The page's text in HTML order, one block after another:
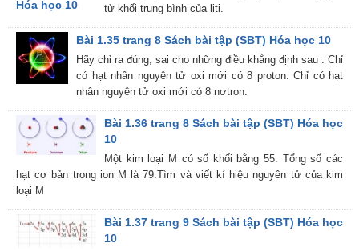
tử khối trung bình của liti.
Bài 1.35 trang 8 Sách bài tập (SBT) Hóa học 10
Hãy chỉ ra đúng, sai cho những điều khẳng định sau : Chỉ
có hạt nhân nguyên tử oxi mới có 8 proton. Chỉ có hạt
nhân nguyên tử oxi mới có 8 nơtron.
Bài 1.36 trang 8 Sách bài tập (SBT) Hóa học
10
Một kim loại M có số khối bằng 55. Tổng số các
hạt cơ bản trong ion M là 79.Tìm và viết kí hiệu nguyên tử của kim
loại M
Bài 1.37 trang 9 Sách bài tập (SBT) Hóa học
10